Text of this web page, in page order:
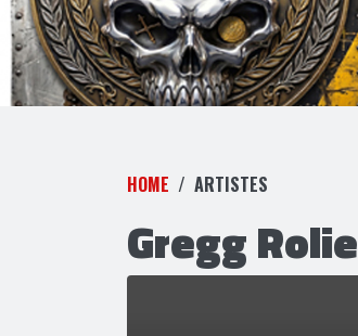
HOME ARTISTES
Gregg Rolie